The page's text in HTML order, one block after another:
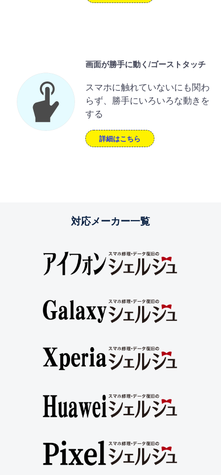
画面が勝手に動く/ゴーストタッチ
スマホに触れていないにも関わ
らず、勝手にいろいろな動きを
する
詳細はこちら
対応メーカー一覧